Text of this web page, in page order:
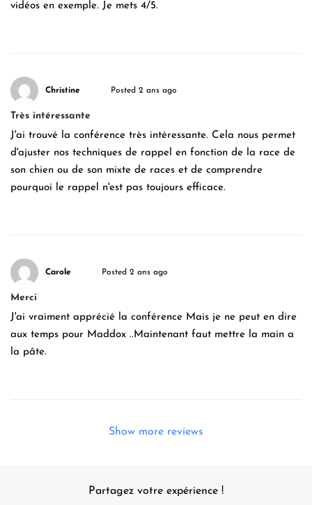
vidéos en exemple. Je mets 4/5.
Christine Posted 2 ans ago
Très intéressante
J'ai trouvé la conférence très intéressante. Cela nous permet
d'ajuster nos techniques de rappel en fonction de la race de
son chien ou de son mixte de races et de comprendre
pourquoi le rappel n'est pas toujours efficace.
Carole Posted 2 ans ago
Merci
J'ai vraiment apprécié la conférence Mais je ne peut en dire
aux temps pour Maddox ..Maintenant faut mettre la main a
la pâte.
Show more reviews
Partagez votre expérience !